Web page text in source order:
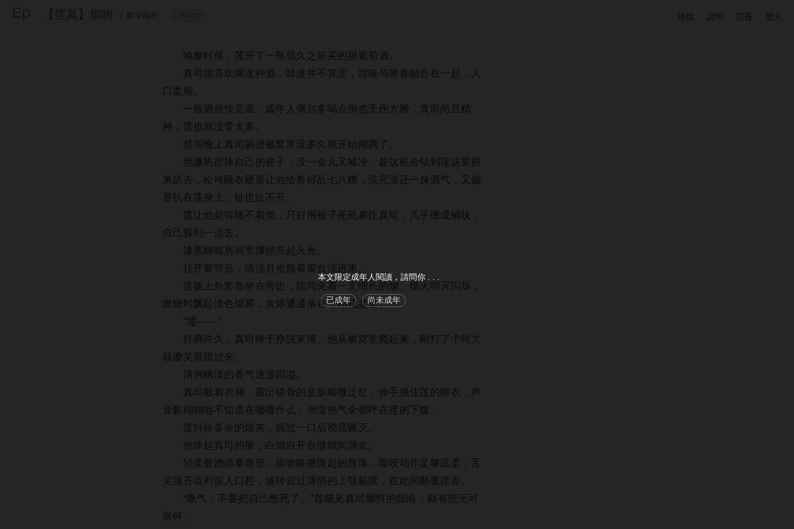
【莲真】烟吻 尋找 說明 註冊 登入
晚餐时候，莲开了一瓶很久之前买的甜葡萄酒。
真司很喜欢喝这种酒，味道并不算涩，甜味与果香融合在一起，入
口柔顺。
一瓶酒很快见底，成年人偶尔多喝点倒也无伤大雅，真司尚且精
神，莲也就没管太多。
然而晚上真司躺进被窝里没多久就开始闹腾了。
他嫌热蹬掉自己的被子，没一会儿又喊冷，趁这机会钻到莲这里拱
来拱去，松垮睡衣硬是让他给卷得乱七八糟，洗完澡还一身酒气，又偏
要扒在莲身上，扯也扯不开。
莲让他烦得睡不着觉，只好用被子死死裹住真司，几乎缠成蛹状，
自己躲到一边去。
漆黑幽暗房间里骤然亮起火光。
拉开窗帘后，清淡月光顺着窗台流进来。
莲披上外套靠坐在旁边，指间夹着一支细长的烟。烟火明灭闪烁，
燃烧时飘起淡色烟雾，灰烬通通落在干枯花盆里。
“莲——”
扑腾许久，真司终于挣脱束缚。他从被窝里爬起来，刚打了个呵欠
就傻笑着蹭过来。
清冽幽淡的香气迷漫四溢。
真司敞着衣领，露出锁骨的皮肤略微泛红，伸手拽住莲的睡衣，声
音黏糊糊地不知道在嘟囔什么，潮湿热气全都呼在莲的下腹。
莲抖掉多余的烟灰，抿过一口后彻底碾灭。
他捧起真司的脸，白烟自开合缝隙间溜走。
轻柔磨蹭描摹唇形，舔吻略微隆起的唇珠，噬咬动作足够温柔，舌
尖顶开齿列探入口腔，辗转掠过薄弱的上颚黏膜，在此间翻覆搅弄。
“吸气，不要把自己憋死了。”莲瞄见真司颤抖的眼睑，颇有些无可
奈何。
本文限定成年人閱讀，請問你 . . .
已成年 尚未成年